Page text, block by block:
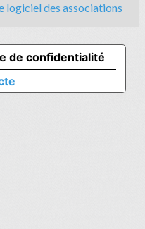
logiciel des associations
de confidentialité